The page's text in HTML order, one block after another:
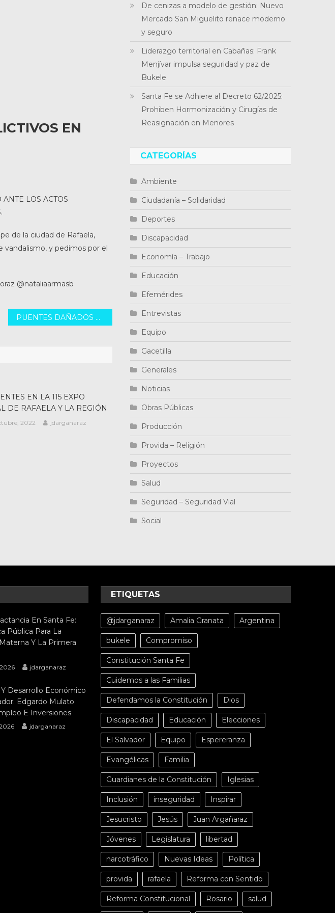
EN
LOS ACTOS
de la ciudad de Rafaela,
vandalismo, y pedimos por el
@nataliaarmasb
PUENTES DAÑADOS EN EL NORTE SANTAFESINO
EN LA 115 EXPO
DE RAFAELA Y LA REGIÓN
2022 jdarganaraz
De cenizas a modelo de gestión: Nuevo
Mercado San Miguelito renace moderno
y seguro
Liderazgo territorial en Cabañas: Frank
Menjívar impulsa seguridad y paz de
Bukele
Santa Fe se Adhiere al Decreto 62/2025:
Prohiben Hormonización y Cirugías de
Reasignación en Menores
CATEGORÍAS
Ambiente
Ciudadanía – Solidaridad
Deportes
Discapacidad
Economía – Trabajo
Educación
Efemérides
Entrevistas
Equipo
Gacetilla
Generales
Noticias
Obras Públicas
Producción
Provida – Religión
Proyectos
Salud
Seguridad – Seguridad Vial
Social
En Santa Fe:
Pública Para La
Y La Primera
jdarganaraz
Desarrollo Económico
Edgardo Mulato
E Inversiones
jdarganaraz
ETIQUETAS
@jdarganaraz Amalia Granata Argentina
bukele Compromiso
Constitución Santa Fe
Cuidemos a las Familias
Defendamos la Constitución Dios
Discapacidad Educación Elecciones
El Salvador Equipo Espereranza
Evangélicas Familia
Guardianes de la Constitución Iglesias
Inclusión inseguridad Inspirar
Jesucristo Jesús Juan Argañaraz
Jóvenes Legislatura libertad
narcotráfico Nuevas Ideas Política
provida rafaela Reforma con Sentido
Reforma Constitucional Rosario salud